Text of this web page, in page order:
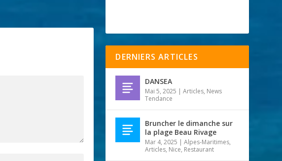
DERNIERS ARTICLES
DANSEA
Mai 5, 2025 |Articles, News
Tendance
Bruncher le dimanche sur
la plage Beau Rivage
Mar 4, 2025 |Alpes-Maritimes,
Articles, Nice, Restaurant